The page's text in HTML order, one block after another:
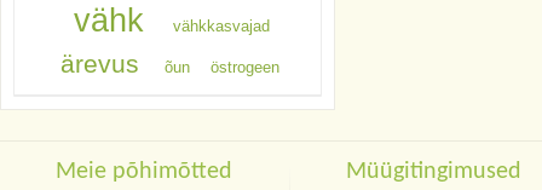
vähk vähkkasvajad
ärevus õun östrogeen
Meie põhimõtted Müügitingimused